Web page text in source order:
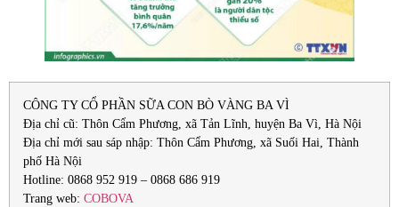
CÔNG TY CỔ PHẦN SỮA CON BÒ VÀNG BA VÌ
Địa chỉ cũ: Thôn Cẩm Phương, xã Tản Lĩnh, huyện Ba Vì, Hà Nội
Địa chỉ mới sau sáp nhập: Thôn Cẩm Phương, xã Suối Hai, Thành
phố Hà Nội
Hotline: 0868 952 919 – 0868 686 919
Trang web: COBOVA